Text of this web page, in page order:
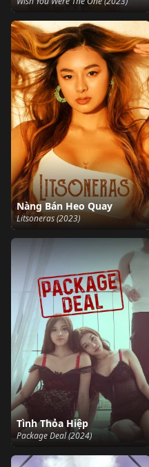
Nàng Bán Heo Quay
Litsoneras (2023)
Tình Thỏa Hiệp
Package Deal (2024)